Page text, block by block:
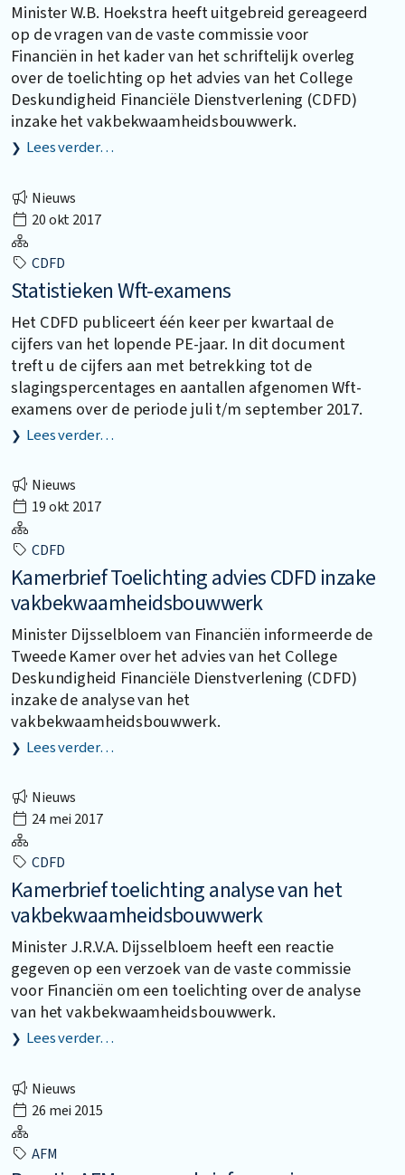
Minister W.B. Hoekstra heeft uitgebreid gereageerd
op de vragen van de vaste commissie voor
Financiën in het kader van het schriftelijk overleg
over de toelichting op het advies van het College
Deskundigheid Financiële Dienstverlening (CDFD)
inzake het vakbekwaamheidsbouwwerk.
Lees verder…
Nieuws
20 okt 2017
CDFD
Statistieken Wft-examens
Het CDFD publiceert één keer per kwartaal de
cijfers van het lopende PE-jaar. In dit document
treft u de cijfers aan met betrekking tot de
slagingspercentages en aantallen afgenomen Wft-
examens over de periode juli t/m september 2017.
Lees verder…
Nieuws
19 okt 2017
CDFD
Kamerbrief Toelichting advies CDFD inzake
vakbekwaamheidsbouwwerk
Minister Dijsselbloem van Financiën informeerde de
Tweede Kamer over het advies van het College
Deskundigheid Financiële Dienstverlening (CDFD)
inzake de analyse van het
vakbekwaamheidsbouwwerk.
Lees verder…
Nieuws
24 mei 2017
CDFD
Kamerbrief toelichting analyse van het
vakbekwaamheidsbouwwerk
Minister J.R.V.A. Dijsselbloem heeft een reactie
gegeven op een verzoek van de vaste commissie
voor Financiën om een toelichting over de analyse
van het vakbekwaamheidsbouwwerk.
Lees verder…
Nieuws
26 mei 2015
AFM